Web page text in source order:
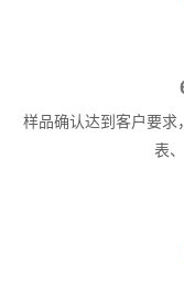
样品确认达到客户要求
表